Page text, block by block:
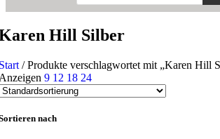
Hill Silber
/ Produkte verschlagwortet mit „Karen Hill
9 12 18 24
nach